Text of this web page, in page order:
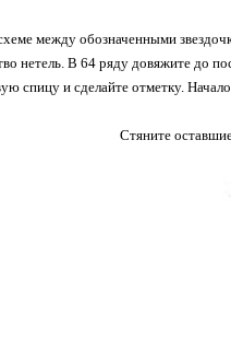
между обозначенными
нетель. В 64 ряду довяжите до
спицу и сделайте отметку.
Стяните